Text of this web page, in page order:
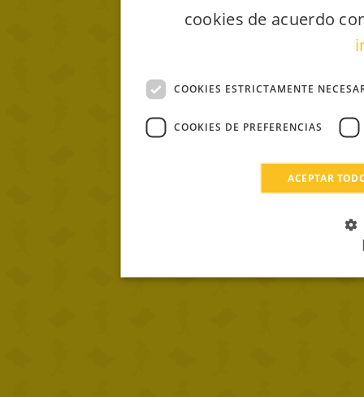
cookies de acuerdo
COOKIES ESTRICTAMENTE
COOKIES DE PREFERENCIAS
ACEPTAR